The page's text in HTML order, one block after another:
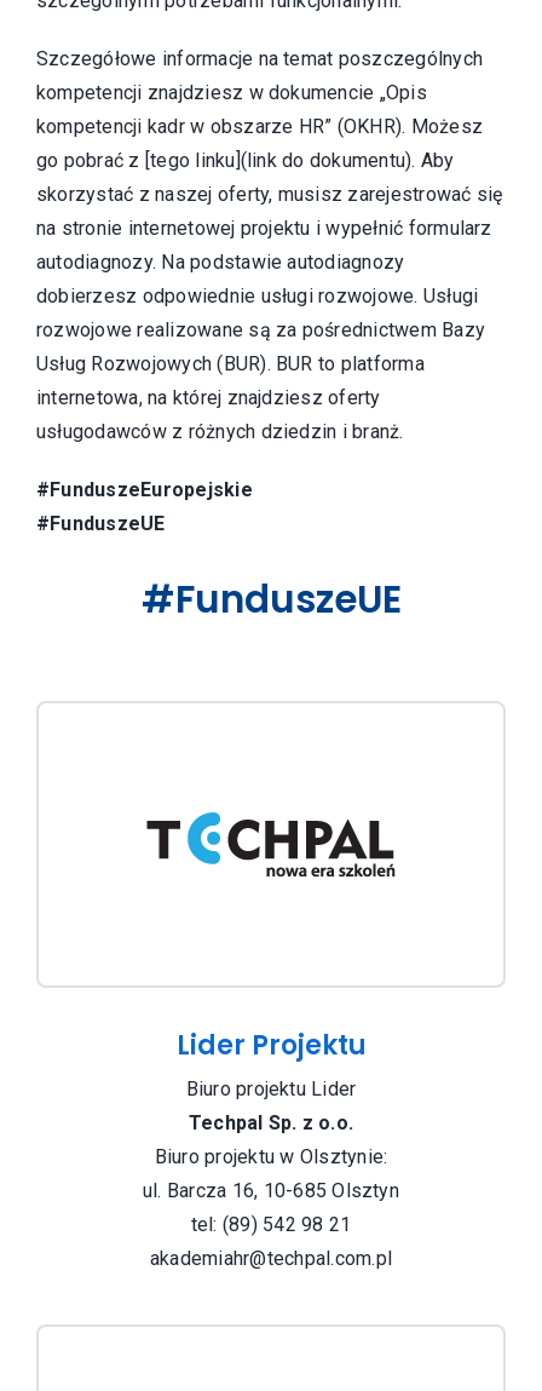
Szczegółowe informacje na temat poszczególnych
kompetencji znajdziesz w dokumencie „Opis
kompetencji kadr w obszarze HR” (OKHR). Możesz
go pobrać z [tego linku](link do dokumentu). Aby
skorzystać z naszej oferty, musisz zarejestrować się
na stronie internetowej projektu i wypełnić formularz
autodiagnozy. Na podstawie autodiagnozy
dobierzesz odpowiednie usługi rozwojowe. Usługi
rozwojowe realizowane są za pośrednictwem Bazy
Usług Rozwojowych (BUR). BUR to platforma
internetowa, na której znajdziesz oferty
usługodawców z różnych dziedzin i branż.
#FunduszeEuropejskie
#FunduszeUE
#FunduszeUE
Lider Projektu
Biuro projektu Lider
Techpal Sp. z o.o.
Biuro projektu w Olsztynie:
ul. Barcza 16, 10-685 Olsztyn
tel: (89) 542 98 21
akademiahr@techpal.com.pl